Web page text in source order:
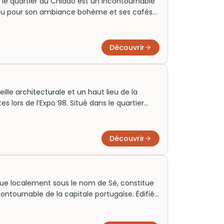
pour son ambiance bohème et ses cafés
d’art et de littérature. C’est le
à découvrir l’âme vibrante de
Découvrir
architecturale et un haut lieu de la
lors de l’Expo 98. Situé dans le quartier
pour une visite immersive. Cet aquarium
renforçant l’importance de la
Découvrir
localement sous le nom de Sé, constitue
de la capitale portugaise. Édifiée